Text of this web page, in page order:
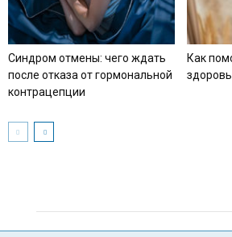
Синдром отмены: чего ждать
после отказа от гормональной
контрацепции
Как